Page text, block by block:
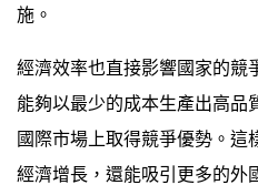
施。
經濟效率也直接影響國家的競
能夠以最少的成本生產出高品
國際市場上取得競爭優勢。這
經濟增長，還能吸引更多的外